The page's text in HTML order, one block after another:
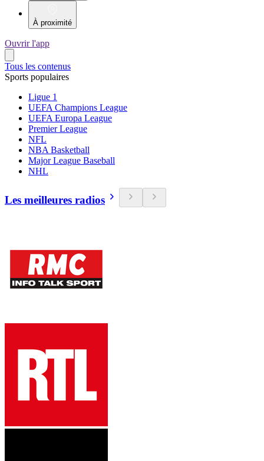
À proximité
Ouvrir l'app
Tous les contenus
Sports populaires
Ligue 1
UEFA Champions League
UEFA Europa League
Premier League
NFL
NBA Basketball
Major League Baseball
NHL
Les meilleures radios